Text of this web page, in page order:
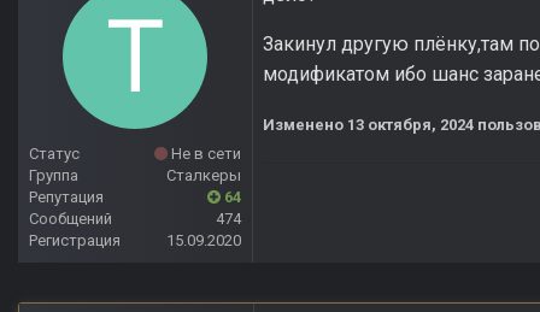
Статус
Не в сети
Группа
Сталкеры
Репутация
64
Сообщений
474
Регистрация
15.09.2020
Закинул другую плёнку,там
модификатом ибо шанс
Изменено 13 октября, 2024